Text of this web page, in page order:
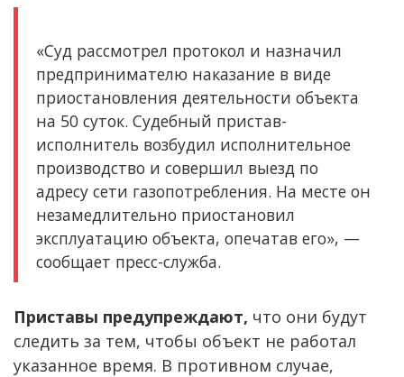
«Суд рассмотрел протокол и назначил
предпринимателю наказание в виде
приостановления деятельности объекта
на 50 суток. Судебный пристав-
исполнитель возбудил исполнительное
производство и совершил выезд по
адресу сети газопотребления. На месте он
незамедлительно приостановил
эксплуатацию объекта, опечатав его», —
сообщает пресс-служба.
Приставы предупреждают, что они будут
следить за тем, чтобы объект не работал
указанное время. В противном случае,